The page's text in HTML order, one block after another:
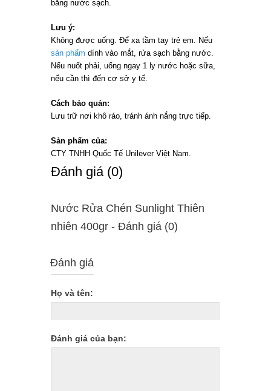
bằng nước sạch.
Lưu ý:
Không được uống. Để xa tầm tay trẻ em. Nếu
sản phẩm dính vào mắt, rửa sạch bằng nước.
Nếu nuốt phải, uống ngay 1 ly nước hoặc sữa,
nếu cần thì đến cơ sở y tế.
Cách bảo quản:
Lưu trữ nơi khô ráo, tránh ánh nắng trực tiếp.
Sản phẩm của:
CTY TNHH Quốc Tế Unilever Việt Nam.
Ðánh giá (0)
Nước Rửa Chén Sunlight Thiên
nhiên 400gr - Ðánh giá (0)
Đánh giá
Họ và tên:
Đánh giá của bạn: